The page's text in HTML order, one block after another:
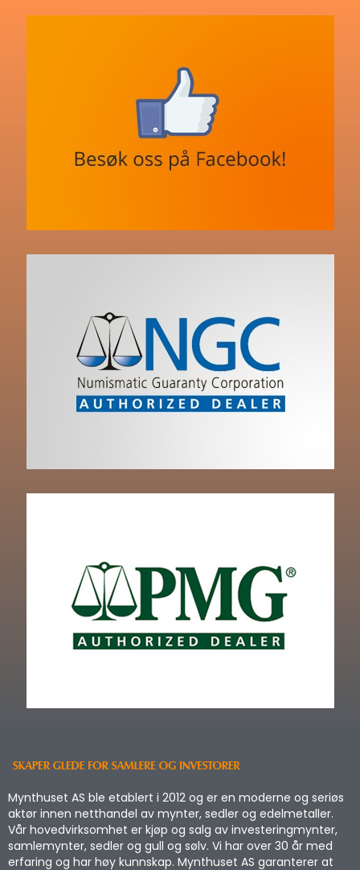
Mynthuset AS ble etablert i 2012 og er en moderne og seriøs
aktør innen netthandel av mynter, sedler og edelmetaller.
Vår hovedvirksomhet er kjøp og salg av investeringmynter,
samlemynter, sedler og gull og sølv. Vi har over 30 år med
erfaring og har høy kunnskap. Mynthuset AS garanterer at